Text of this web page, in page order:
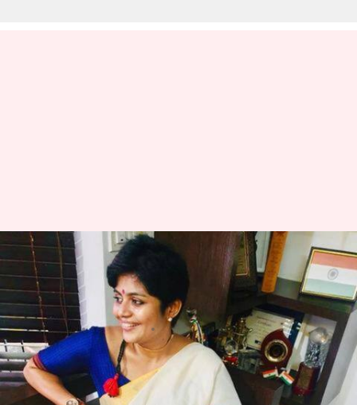
कांग्रेस सांसद की पत्नी का घटिया
बयान, कहा- रेप की तरह है किस्मत,
इसका मजा लें
लेखन प्रमोद कुमार Oct 22, 2019 04:15 pm
क्या है खबर?